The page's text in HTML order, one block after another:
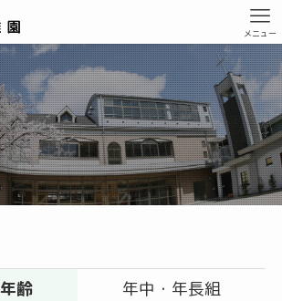
メニュー
齢
年中・年長組